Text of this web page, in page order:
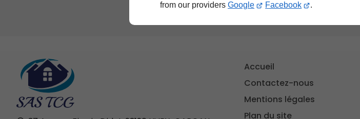
from our providers Google Facebook .
Accueil
Contactez-nous
Mentions légales
Plan du site